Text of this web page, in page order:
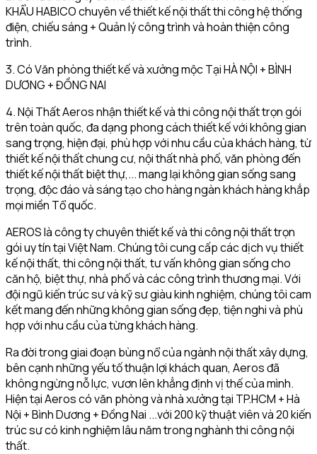
KHẨU HABICO chuyên về thiết kế nội thất thi công hệ thống
điện, chiếu sáng + Quản lý công trình và hoàn thiện công
trình.
3. Có Văn phòng thiết kế và xưởng mộc Tại HÀ NỘI + BÌNH
DƯƠNG + ĐỒNG NAI
4. Nội Thất Aeros nhận thiết kế và thi công nội thất trọn gói
trên toàn quốc, đa dạng phong cách thiết kế với không gian
sang trọng, hiện đại, phù hợp với nhu cầu của khách hàng, từ
thiết kế nội thất chung cư, nội thất nhà phố, văn phòng đến
thiết kế nội thất biệt thự,... mang lại không gian sống sang
trọng, độc đáo và sáng tạo cho hàng ngàn khách hàng khắp
mọi miền Tổ quốc.
AEROS là công ty chuyên thiết kế và thi công nội thất trọn
gói uy tín tại Việt Nam. Chúng tôi cung cấp các dịch vụ thiết
kế nội thất, thi công nội thất, tư vấn không gian sống cho
căn hộ, biệt thự, nhà phố và các công trình thương mại. Với
đội ngũ kiến trúc sư và kỹ sư giàu kinh nghiệm, chúng tôi cam
kết mang đến những không gian sống đẹp, tiện nghi và phù
hợp với nhu cầu của từng khách hàng.
Ra đời trong giai đoạn bùng nổ của ngành nội thất xây dựng,
bên cạnh những yếu tố thuận lợi khách quan, Aeros đã
không ngừng nỗ lực, vươn lên khẳng định vị thế của mình.
Hiện tại Aeros có văn phòng và nhà xưởng tại TP.HCM + Hà
Nội + Bình Dương + Đồng Nai ...với 200 kỹ thuật viên và 20 kiến
trúc sư có kinh nghiệm lâu năm trong nghành thi công nội
thất.